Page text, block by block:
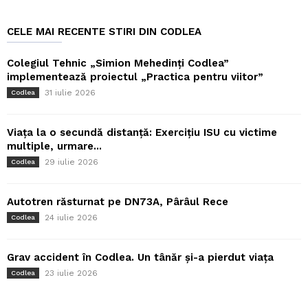
CELE MAI RECENTE STIRI DIN CODLEA
Colegiul Tehnic „Simion Mehedinți Codlea”
implementează proiectul „Practica pentru viitor”
Codlea 31 iulie 2026
Viața la o secundă distanță: Exercițiu ISU cu victime
multiple, urmare...
Codlea 29 iulie 2026
Autotren răsturnat pe DN73A, Pârâul Rece
Codlea 24 iulie 2026
Grav accident în Codlea. Un tânăr și-a pierdut viața
Codlea 23 iulie 2026